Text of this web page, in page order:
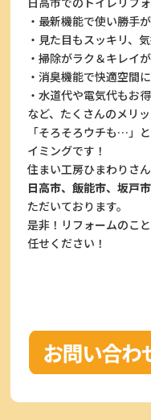
・最新機能で使い勝手
・見た目もスッキリ、
・掃除がラク＆キレイ
・消臭機能で快適空間に
・水道代や電気代もお
など、たくさんのメリッ
「そろそろウチも…」
イミングです！
住まい工房ひまわりさ
日高市、飯能市、坂戸市
ただいております。
是非！リフォームのこ
任せください！